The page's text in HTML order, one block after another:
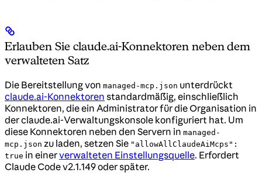
Erlauben Sie claude.ai-Konnektoren neben dem
verwalteten Satz
Die Bereitstellung von managed-mcp.json unterdrückt
claude.ai-Konnektoren standardmäßig, einschließlich
Konnektoren, die ein Administrator für die Organisation in
der claude.ai-Verwaltungskonsole konfiguriert hat. Um
diese Konnektoren neben den Servern in managed-
mcp.json zu laden, setzen Sie "allowAllClaudeAiMcps":
true in einerverwalteten Einstellungsquelle. Erfordert
Claude Code v2.1.149 oder später.